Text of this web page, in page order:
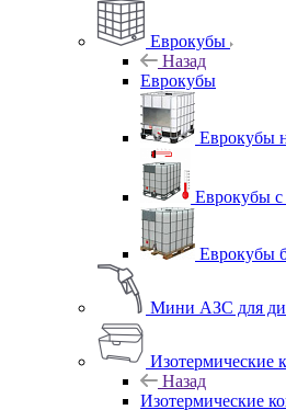
Еврокубы
Назад
Еврокубы
Еврокубы
Еврокубы с
Еврокубы
Мини АЗС для
Изотермические
Назад
Изотермические